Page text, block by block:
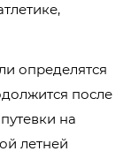
определятся
после
на
летней